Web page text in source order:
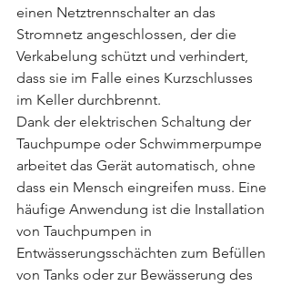
einen Netztrennschalter an das
Stromnetz angeschlossen, der die
Verkabelung schützt und verhindert,
dass sie im Falle eines Kurzschlusses
im Keller durchbrennt.
Dank der elektrischen Schaltung der
Tauchpumpe oder Schwimmerpumpe
arbeitet das Gerät automatisch, ohne
dass ein Mensch eingreifen muss. Eine
häufige Anwendung ist die Installation
von Tauchpumpen in
Entwässerungsschächten zum Befüllen
von Tanks oder zur Bewässerung des